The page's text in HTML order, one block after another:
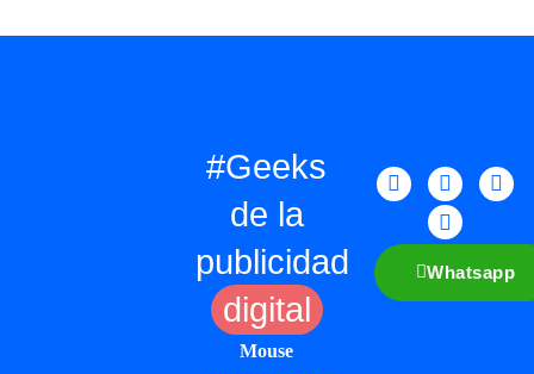
#Geeks
de la
publicidad
digital
Mouse
Whatsapp